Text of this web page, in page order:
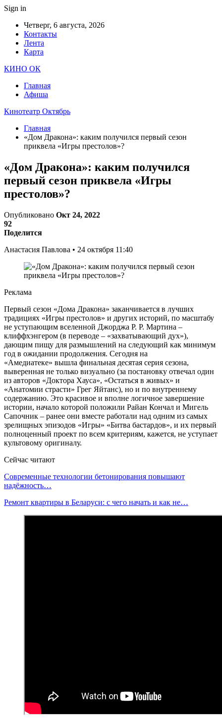
Sign in
Четверг, 6 августа, 2026
Контакты
Лента
Карта
КИНО ОК
Главная
Афиша
Кинотеатр Октябрь
Главная
«Дом Дракона»: каким получился первый сезон
приквела «Игры престолов»?
«Дом Дракона»: каким получился
первый сезон приквела «Игры
престолов»?
Опубликовано Окт 24, 2022
92
Поделится
Анастасия Павлова • 24 октября 11:40
Реклама
Первый сезон «Дома Дракона» заканчивается в лучших
традициях «Игры престолов» и других историй, по масштабу
не уступающим вселенной Джорджа Р. Р. Мартина –
клиффхэнгером (в переводе – «захватывающий дух»),
дающим пищу для размышлений на следующий как минимум
год в ожидании продолжения. Сегодня на
«Амедиатеке» вышла финальная десятая серия сезона,
выверенная не только визуально (за постановку отвечал один
из авторов «Доктора Хауса», «Остаться в живых» и
«Анатомии страсти» Грег Яйтанс), но и по внутреннему
содержанию. Это красивое и вполне логичное завершение
истории, начало которой положили Райан Кончал и Мигель
Сапочник – ранее они вместе работали над одним из самых
зрелищных эпизодов «Игры» «Битва бастардов», и их первый
полноценный проект по всем критериям, кажется, не уступает
культовому оригиналу.
Сейчас читают
Современные технологии бетонирования повышают
надёжность…
Ремонт квартиры в Беларуси: с чего начать и как не…